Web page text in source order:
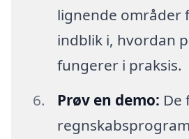
lignende områder
indblik i, hvordan
fungerer i praksis.
Prøv en demo: De